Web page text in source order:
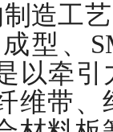
造工艺
型、
以牵
维带